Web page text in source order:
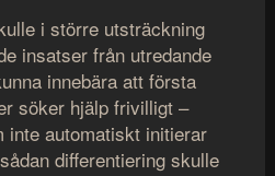
i större utsträckning
insatser från utredande
innebära att första
söker hjälp frivilligt –
inte automatiskt initierar
differentiering skulle